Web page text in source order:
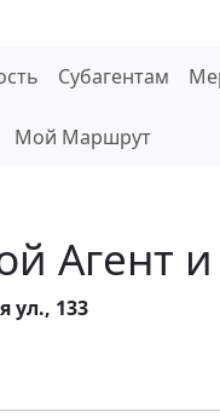
Субагентам
Мой Маршрут
Агент и
ул., 133